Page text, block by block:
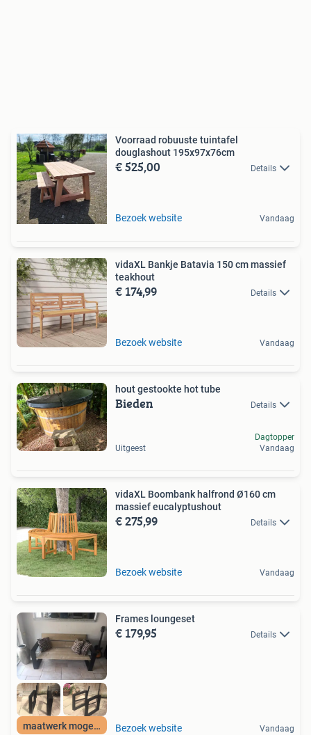
Voorraad robuuste tuintafel
douglashout 195x97x76cm
€ 525,00 Details
Bezoek website Vandaag
vidaXL Bankje Batavia 150 cm massief
teakhout
€ 174,99 Details
Bezoek website Vandaag
hout gestookte hot tube
Bieden Details
Uitgeest
Dagtopper
Vandaag
vidaXL Boombank halfrond Ø160 cm
massief eucalyptushout
€ 275,99 Details
Bezoek website Vandaag
maatwerk mogelijk
Frames loungeset
€ 179,95 Details
Bezoek website Vandaag